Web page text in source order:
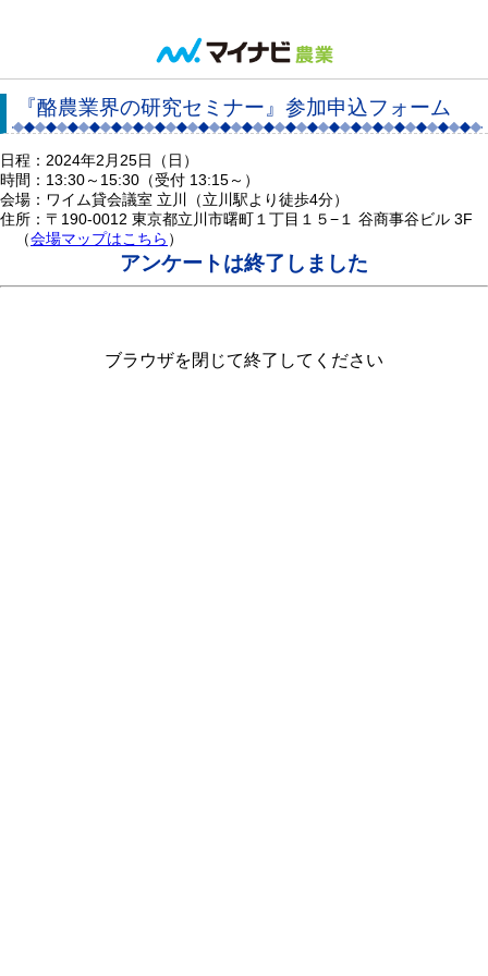
『酪農業界の研究セミナー』参加申込フォーム
日程：2024年2月25日（日）
時間：13:30～15:30（受付 13:15～）
会場：ワイム貸会議室 立川（立川駅より徒歩4分）
住所：〒190-0012 東京都立川市曙町１丁目１５−１ 谷商事谷ビル 3F
（会場マップはこちら ）
アンケートは終了しました
ブラウザを閉じて終了してください